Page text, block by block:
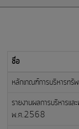
ชื่อ
หลักเกณฑ์การบริหารทรั
รายงานผลการบริหารแ
พ.ศ.2568